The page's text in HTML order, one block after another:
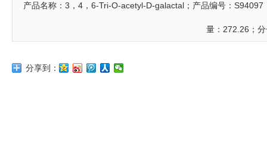
产品名称：3，4，6-Tri-O-acetyl-D-galactal；产品编号：
量：272.26；
分享到：